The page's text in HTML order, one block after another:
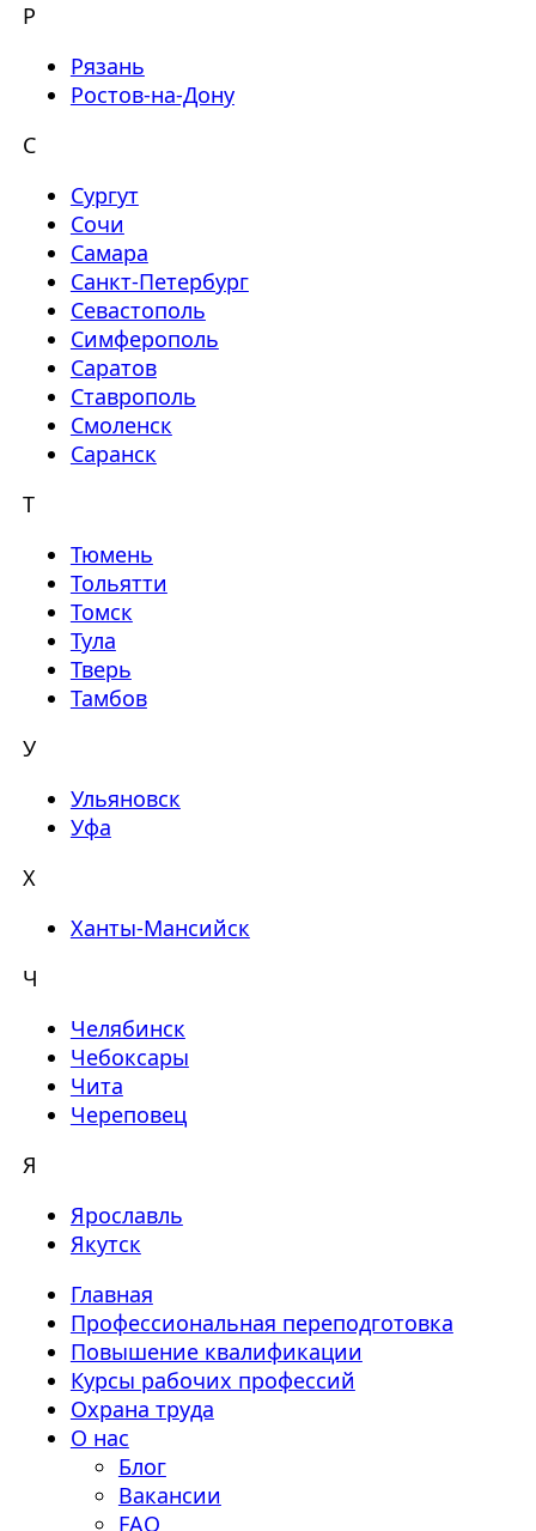
Р
Рязань
Ростов-на-Дону
С
Сургут
Сочи
Самара
Санкт-Петербург
Севастополь
Симферополь
Саратов
Ставрополь
Смоленск
Саранск
Т
Тюмень
Тольятти
Томск
Тула
Тверь
Тамбов
У
Ульяновск
Уфа
Х
Ханты-Мансийск
Ч
Челябинск
Чебоксары
Чита
Череповец
Я
Ярославль
Якутск
Главная
Профессиональная переподготовка
Повышение квалификации
Курсы рабочих профессий
Охрана труда
О нас
Блог
Вакансии
FAQ